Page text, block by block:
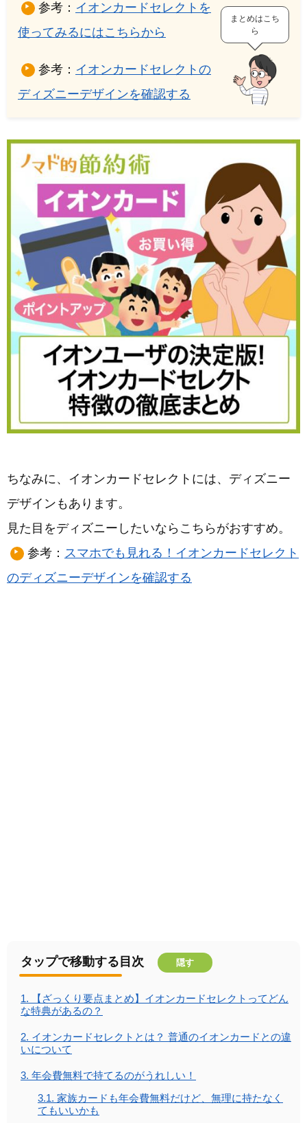
参考： イオンカードセレクトを
使ってみるにはこちらから
参考： イオンカードセレクトの
ディズニーデザインを確認する
まとめはこち
ら
ちなみに、イオンカードセレクトには、ディズニー
デザインもあります。
見た目をディズニーしたいならこちらがおすすめ。
参考： スマホでも見れる！イオンカードセレクト
のディズニーデザインを確認する
タップで移動する目次 隠す
1. 【ざっくり要点まとめ】イオンカードセレクトってどん
な特典があるの？
2. イオンカードセレクトとは？ 普通のイオンカードとの違
いについて
3. 年会費無料で持てるのがうれしい！
3.1. 家族カードも年会費無料だけど、無理に持たなく
てもいいかも